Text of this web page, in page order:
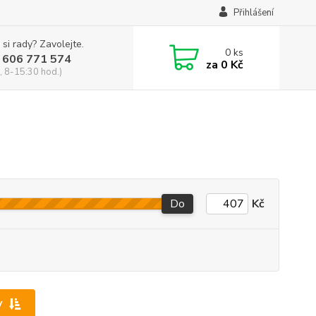
Přihlášení
rady? Zavolejte.
771 574
8-15:30 hod.)
0ks
za 0 Kč
Do Kč